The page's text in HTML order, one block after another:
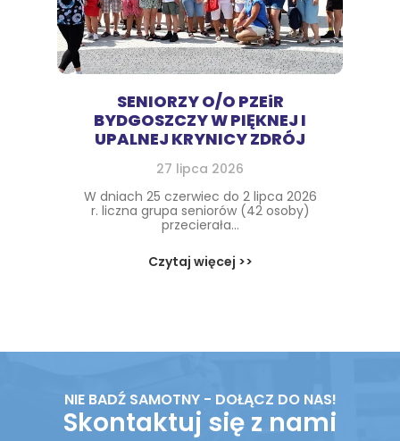
SENIORZY O/O PZEiR
BYDGOSZCZY W PIĘKNEJ I
UPALNEJ KRYNICY ZDRÓJ
27 lipca 2026
W dniach 25 czerwiec do 2 lipca 2026
r. liczna grupa seniorów (42 osoby)
przecierała...
Czytaj więcej >>
NIE BADŹ SAMOTNY - DOŁĄCZ DO NAS!
Skontaktuj się z nami